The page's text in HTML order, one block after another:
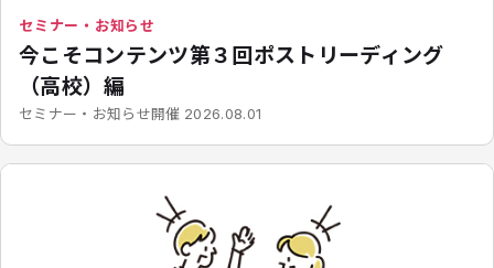
セミナー・お知らせ
今こそコンテンツ第３回ポストリーディング
（高校）編
セミナー・お知らせ開催 2026.08.01